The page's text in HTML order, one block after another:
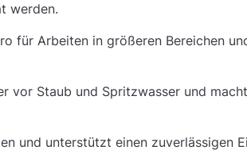
werden.
für Arbeiten in größeren Bereichen
vor Staub und Spritzwasser und
und unterstützt einen zuverlässigen